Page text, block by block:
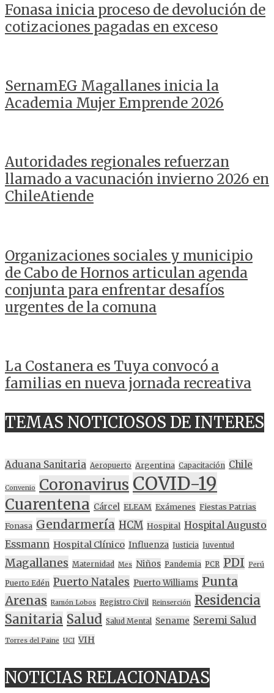
Fonasa inicia proceso de devolución de
cotizaciones pagadas en exceso
SernamEG Magallanes inicia la
Academia Mujer Emprende 2026
Autoridades regionales refuerzan
llamado a vacunación invierno 2026 en
ChileAtiende
Organizaciones sociales y municipio
de Cabo de Hornos articulan agenda
conjunta para enfrentar desafíos
urgentes de la comuna
La Costanera es Tuya convocó a
familias en nueva jornada recreativa
TEMAS NOTICIOSOS DE INTERES
Aduana Sanitaria Aeropuerto Argentina Capacitación Chile
Convenio Coronavirus COVID-19
Cuarentena Cárcel ELEAM Exámenes Fiestas Patrias
Fonasa Gendarmería HCM Hospital Hospital Augusto
Essmann Hospital Clínico Influenza Justicia Juventud
Magallanes Maternidad Mes Niños Pandemia PCR PDI Perú
Puerto Edén Puerto Natales Puerto Williams Punta
Arenas Ramón Lobos Registro Civil Reinserción Residencia
Sanitaria Salud Salud Mental Sename Seremi Salud
Torres del Paine UCI VIH
NOTICIAS RELACIONADAS